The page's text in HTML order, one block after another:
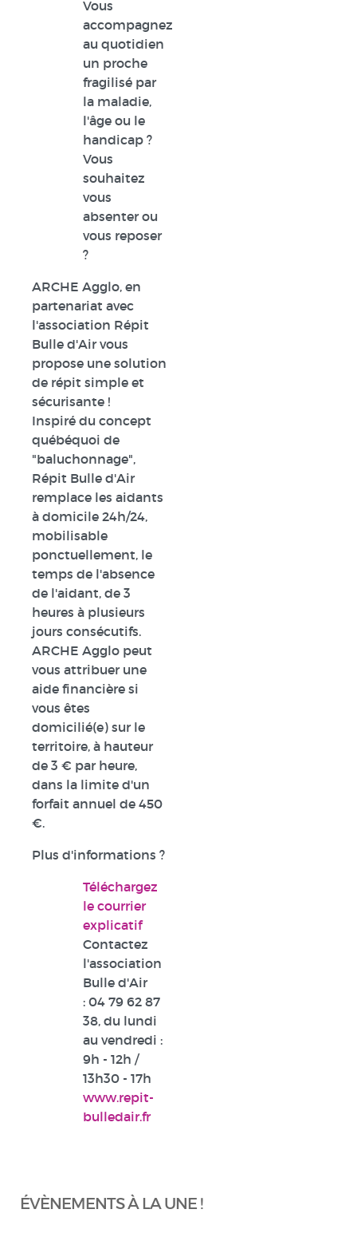
Vous
accompagnez
au quotidien
un proche
fragilisé par
la maladie,
l'âge ou le
handicap ?
Vous
souhaitez
vous
absenter ou
vous reposer
?
ARCHE Agglo, en
partenariat avec
l'association Répit
Bulle d'Air vous
propose une solution
de répit simple et
sécurisante !
Inspiré du concept
québéquoi de
"baluchonnage",
Répit Bulle d'Air
remplace les aidants
à domicile 24h/24,
mobilisable
ponctuellement, le
temps de l'absence
de l'aidant, de 3
heures à plusieurs
jours consécutifs.
ARCHE Agglo peut
vous attribuer une
aide financière si
vous êtes
domicilié(e) sur le
territoire, à hauteur
de 3 € par heure,
dans la limite d'un
forfait annuel de 450
€.
Plus d'informations ?
Téléchargez
le courrier
explicatif
Contactez
l'association
Bulle d'Air
: 04 79 62 87
38, du lundi
au vendredi :
9h - 12h /
13h30 - 17h
www.repit-
bulledair.fr
ÉVÈNEMENTS À LA UNE !